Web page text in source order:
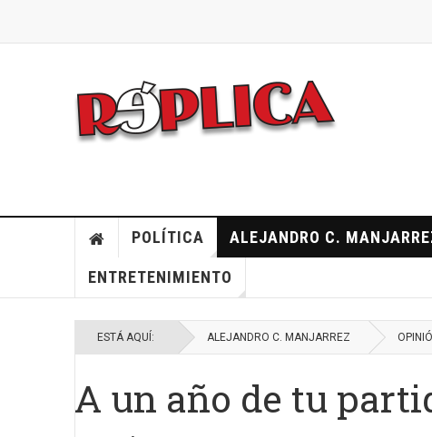
POLÍTICA ALEJANDRO C.
ENTRETENIMIENTO
ESTÁ AQUÍ: ALEJANDRO C. MANJARREZ
A un año de tu